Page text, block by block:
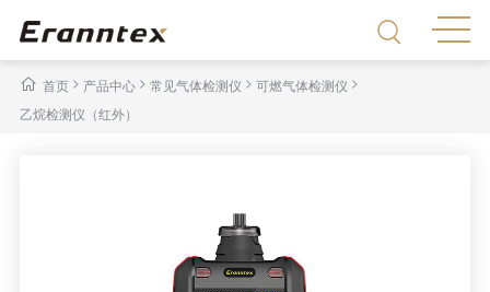
首页> 产品中心 > 常见气体检测仪 > 可燃气体检测仪 >
乙烷检测仪（红外）